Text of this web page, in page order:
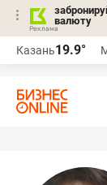
валюту
Казань19.9°